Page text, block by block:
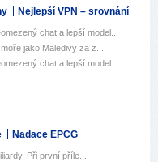
Nejlepší VPN – srovnání
chat a lepší model...
jako Maledivy za z...
chat a lepší model...
Nadace EPCG
Při první příle...